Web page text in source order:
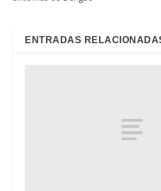
ENTRADAS